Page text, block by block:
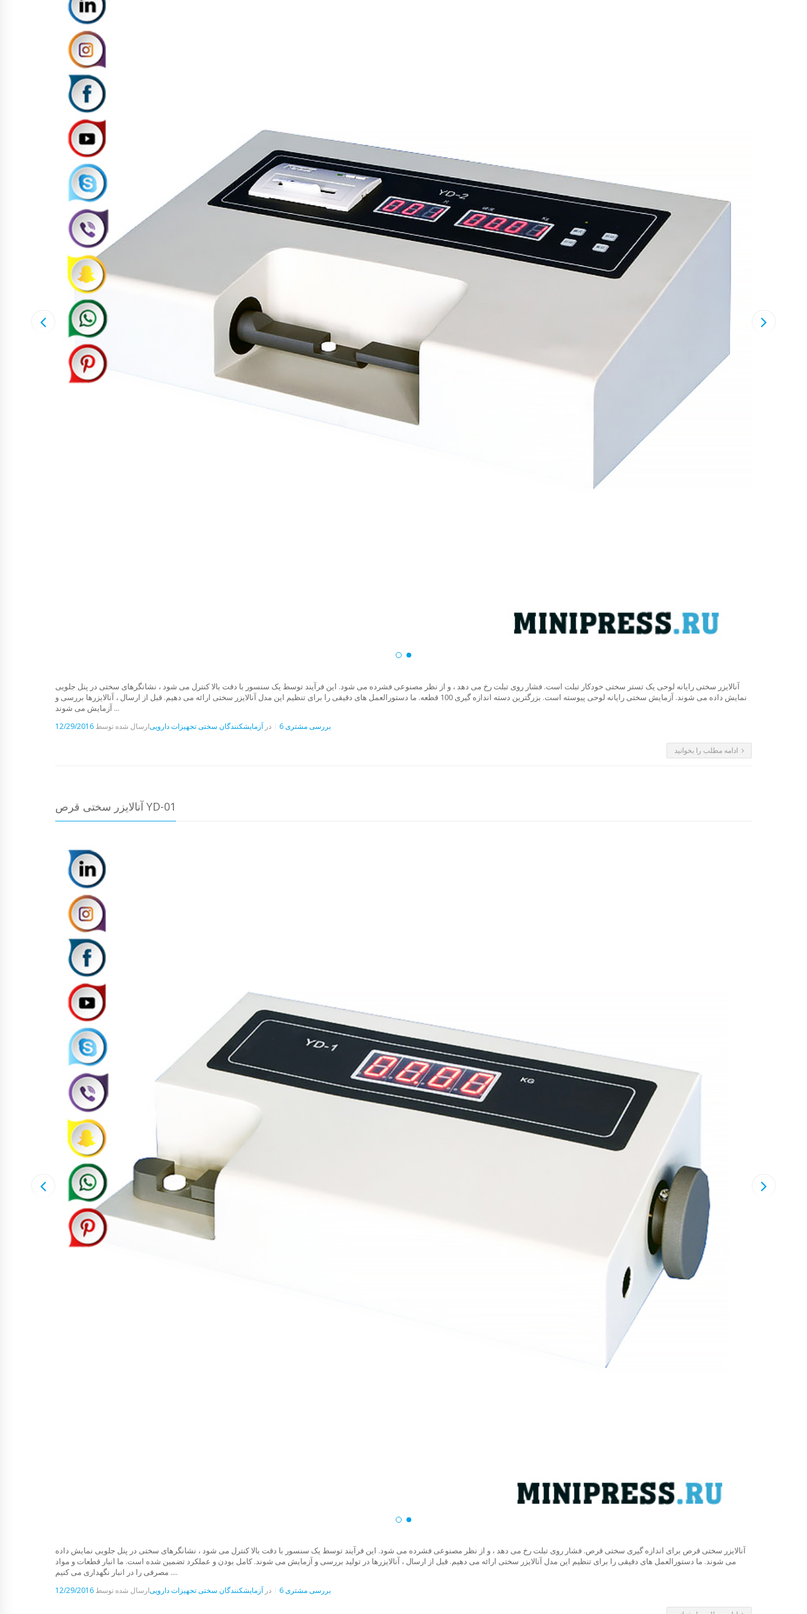
آنالایزر سختی رایانه لوحی یک تستر سختی خودکار تبلت است. فشار روی تبلت رخ می دهد ، و از نظر مصنوعی فشرده می شود. این فرآیند توسط یک سنسور با دقت بالا کنترل می شود ، نشانگرهای سختی در پنل جلویی
نمایش داده می شوند. آزمایش سختی رایانه لوحی پیوسته است. بزرگترین دسته اندازه گیری 100 قطعه. ما دستورالعمل های دقیقی را برای تنظیم این مدل آنالایزر سختی ارائه می دهیم. قبل از ارسال ، آنالایزرها بررسی و
آزمایش می شوند ...
ارسال شده توسط 12/29/2016 تجهیزات دارویی درآزمایشکنندگان سختی 6 بررسی مشتری
ادامه مطلب را بخوانید
آنالایزر سختی قرص YD-01
آنالایزر سختی قرص برای اندازه گیری سختی قرص. فشار روی تبلت رخ می دهد ، و از نظر مصنوعی فشرده می شود. این فرآیند توسط یک سنسور با دقت بالا کنترل می شود ، نشانگرهای سختی در پنل جلویی نمایش داده
می شوند. ما دستورالعمل های دقیقی را برای تنظیم این مدل آنالایزر سختی ارائه می دهیم. قبل از ارسال ، آنالایزرها در تولید بررسی و آزمایش می شوند. کامل بودن و عملکرد تضمین شده است. ما انبار قطعات و مواد
مصرفی را در انبار نگهداری می کنیم ....
ارسال شده توسط 12/29/2016 تجهیزات دارویی درآزمایشکنندگان سختی 6 بررسی مشتری